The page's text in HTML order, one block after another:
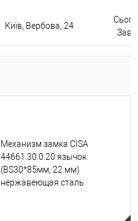
Київ, Вербова, 24
Механизм замка CISA
44661.30.0.20 язычок
(BS30*85мм, 22 мм)
нержавеющая сталь